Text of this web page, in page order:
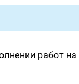
работ